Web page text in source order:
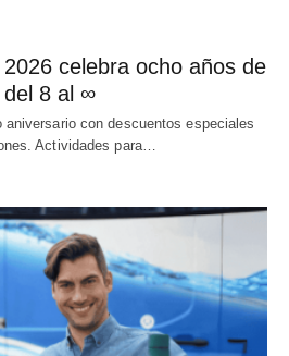
celebra ocho años de
del 8 al ∞
con descuentos especiales
Actividades para…